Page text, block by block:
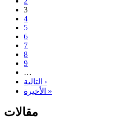
3
4
5
6
7
8
9
…
التالية ›
الأخيرة »
مقالات